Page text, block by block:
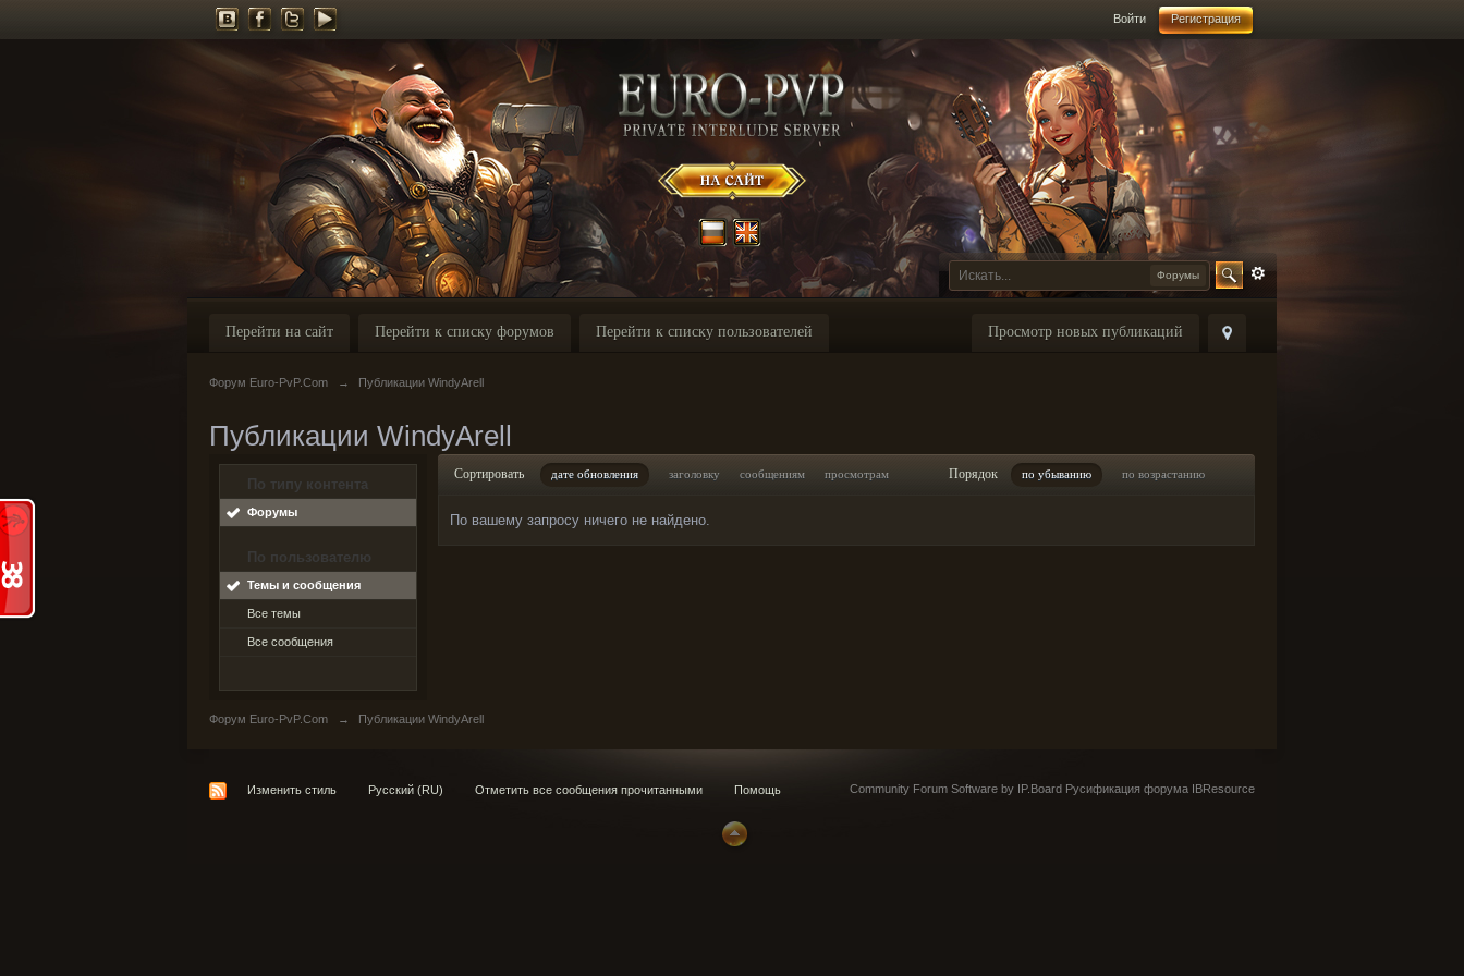
Войти Регистрация
Форумы
Просмотр новых публикаций
Перейти на сайт Перейти к списку форумов Перейти к списку пользователей
Форум Euro-PvP.Com → Публикации WindyArell
Публикации WindyArell
По типу контента
Форумы
По пользователю
Темы и сообщения
Все темы
Все сообщения
Сортировать дате обновления заголовку сообщениям просмотрам Порядок по убыванию по возрастанию
По вашему запросу ничего не найдено.
Форум Euro-PvP.Com → Публикации WindyArell
Изменить стиль Русский (RU) Отметить все сообщения прочитанными Помощь Community Forum Software by IP.Board Русификация форума IBResource